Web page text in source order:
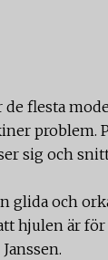
flesta
problem.
sig och
glida och
hjulen är